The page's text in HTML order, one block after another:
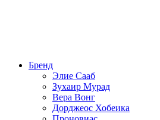
Бренд
Элие Сааб
Зухаир Мурад
Вера Вонг
Дорджеос Хобеика